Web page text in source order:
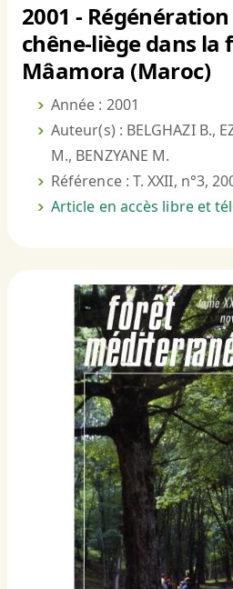
2001 -
chêne-liège dans la
Mâamora (Maroc)
Année : 2001
Auteur(s) : BELGHAZI B.,
M., BENZYANE M.
Référence : T. XXII, n°3,
Article en accès libre et